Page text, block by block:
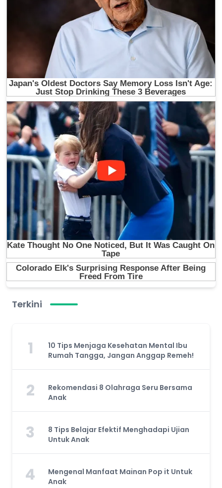
Terkini
1
10 Tips Menjaga Kesehatan Mental Ibu
Rumah Tangga, Jangan Anggap Remeh!
2
Rekomendasi 8 Olahraga Seru Bersama
Anak
3
8 Tips Belajar Efektif Menghadapi Ujian
Untuk Anak
4
Mengenal Manfaat Mainan Pop it Untuk
Anak